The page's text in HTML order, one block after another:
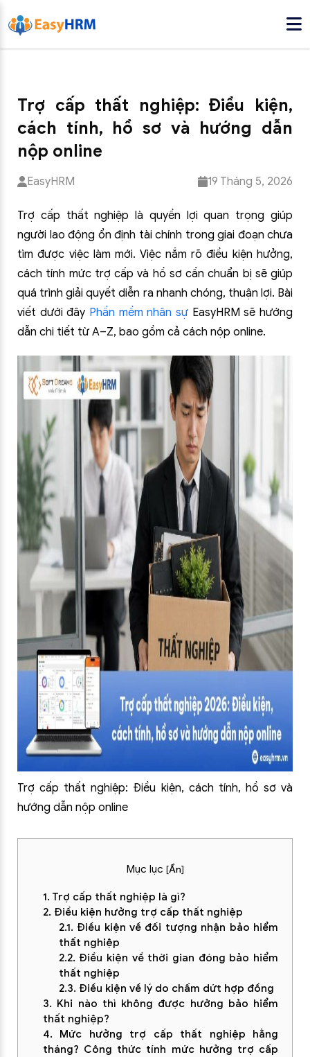
Trợ cấp thất nghiệp: Điều kiện,
cách tính, hồ sơ và hướng dẫn
nộp online
EasyHRM 19 Tháng 5, 2026
Trợ cấp thất nghiệp là quyền lợi quan trọng giúp
người lao động ổn định tài chính trong giai đoạn chưa
tìm được việc làm mới. Việc nắm rõ điều kiện hưởng,
cách tính mức trợ cấp và hồ sơ cần chuẩn bị sẽ giúp
quá trình giải quyết diễn ra nhanh chóng, thuận lợi. Bài
viết dưới đây Phần mềm nhân sự EasyHRM sẽ hướng
dẫn chi tiết từ A–Z, bao gồm cả cách nộp online.
Trợ cấp thất nghiệp: Điều kiện, cách tính, hồ sơ và
hướng dẫn nộp online
Mục lục [Ẩn]
1. Trợ cấp thất nghiệp là gì?
2. Điều kiện hưởng trợ cấp thất nghiệp
2.1. Điều kiện về đối tượng nhận bảo hiểm
thất nghiệp
2.2. Điều kiện về thời gian đóng bảo hiểm
thất nghiệp
2.3. Điều kiện về lý do chấm dứt hợp đồng
3. Khi nào thì không được hưởng bảo hiểm
thất nghiệp?
4. Mức hưởng trợ cấp thất nghiệp hằng
tháng? Công thức tính mức hưởng trợ cấp